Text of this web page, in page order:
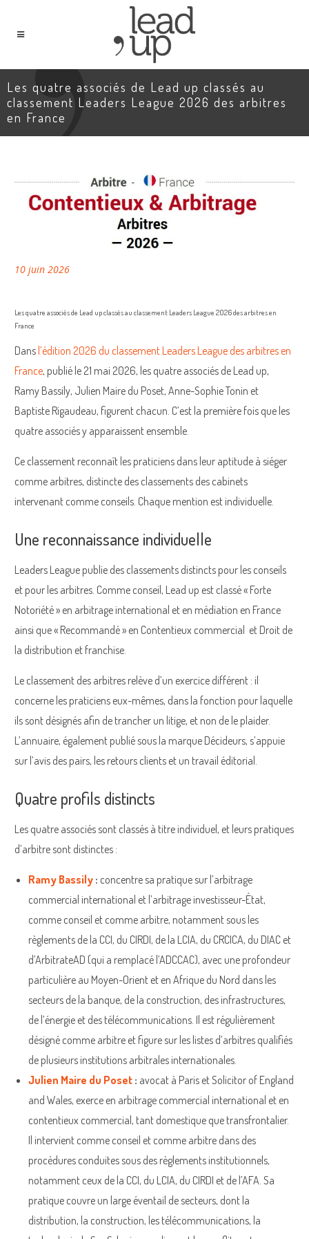
Les quatre associés de Lead up classés au
classement Leaders League 2026 des arbitres
en France
10 juin 2026
Les quatre associés de Lead up classés au classement Leaders League 2026 des arbitres en
France
Dansl’édition 2026 du classement Leaders League des arbitres en
France, publié le 21 mai 2026, les quatre associés de Lead up,
Ramy Bassily, Julien Maire du Poset, Anne-Sophie Tonin et
Baptiste Rigaudeau, figurent chacun. C’est la première fois que les
quatre associés y apparaissent ensemble.
Ce classement reconnaît les praticiens dans leur aptitude à siéger
comme arbitres, distincte des classements des cabinets
intervenant comme conseils. Chaque mention est individuelle.
Une reconnaissance individuelle
Leaders League publie des classements distincts pour les conseils
et pour les arbitres. Comme conseil, Lead up est classé « Forte
Notoriété » en arbitrage international et en médiation en France
ainsi que « Recommandé » en Contentieux commercial et Droit de
la distribution et franchise.
Le classement des arbitres relève d’un exercice différent : il
concerne les praticiens eux-mêmes, dans la fonction pour laquelle
ils sont désignés afin de trancher un litige, et non de le plaider.
L’annuaire, également publié sous la marque Décideurs, s’appuie
sur l’avis des pairs, les retours clients et un travail éditorial.
Quatre profils distincts
Les quatre associés sont classés à titre individuel, et leurs pratiques
d’arbitre sont distinctes :
Ramy Bassily : concentre sa pratique sur l’arbitrage
commercial international et l’arbitrage investisseur-État,
comme conseil et comme arbitre, notamment sous les
règlements de la CCI, du CIRDI, de la LCIA, du CRCICA, du DIAC et
d’ArbitrateAD (qui a remplacé l’ADCCAC), avec une profondeur
particulière au Moyen-Orient et en Afrique du Nord dans les
secteurs de la banque, de la construction, des infrastructures,
de l’énergie et des télécommunications. Il est régulièrement
désigné comme arbitre et figure sur les listes d’arbitres qualifiés
de plusieurs institutions arbitrales internationales.
Julien Maire du Poset : avocat à Paris et Solicitor of England
and Wales, exerce en arbitrage commercial international et en
contentieux commercial, tant domestique que transfrontalier.
Il intervient comme conseil et comme arbitre dans des
procédures conduites sous des règlements institutionnels,
notamment ceux de la CCI, du LCIA, du CIRDI et de l’AFA. Sa
pratique couvre un large éventail de secteurs, dont la
distribution, la construction, les télécommunications, la